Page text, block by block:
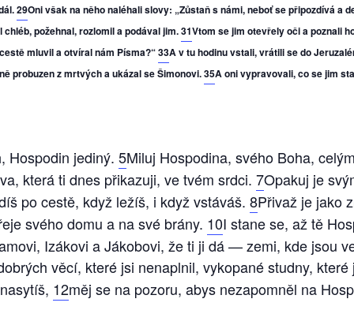
29Oni však na něho naléhali slovy: „Zůstaň s námi, neboť se připozdívá a
požehnal, rozlomil a podával jim.31Vtom se jim otevřely oči a poznali
mluvil a otvíral nám Písma?“33A v tu hodinu vstali, vrátili se do
probuzen z mrtvých a ukázal se Šimonovi.35A oni vypravovali, co se jim
Hospodin jediný. 5Miluj Hospodina, svého Boha,
která ti dnes přikazuji, ve tvém srdci. 7Opakuj je
po cestě, když ležíš, i když vstáváš. 8Přivaž je jako
svého domu a na své brány. 10I stane se, až tě
Izákovi a Jákobovi, že ti ji dá — zemi, kde jsou
věcí, které jsi nenaplnil, vykopané studny,
12měj se na pozoru, abys nezapomněl na